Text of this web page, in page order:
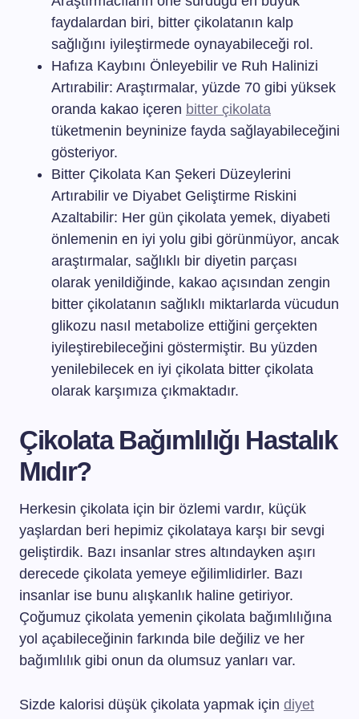
faydalardan biri, bitter çikolatanın kalp
sağlığını iyileştirmede oynayabileceği rol.
Hafıza Kaybını Önleyebilir ve Ruh Halinizi
Artırabilir: Araştırmalar, yüzde 70 gibi yüksek
oranda kakao içeren bitter çikolata
tüketmenin beyninize fayda sağlayabileceğini
gösteriyor.
Bitter Çikolata Kan Şekeri Düzeylerini
Artırabilir ve Diyabet Geliştirme Riskini
Azaltabilir: Her gün çikolata yemek, diyabeti
önlemenin en iyi yolu gibi görünmüyor, ancak
araştırmalar, sağlıklı bir diyetin parçası
olarak yenildiğinde, kakao açısından zengin
bitter çikolatanın sağlıklı miktarlarda vücudun
glikozu nasıl metabolize ettiğini gerçekten
iyileştirebileceğini göstermiştir. Bu yüzden
yenilebilecek en iyi çikolata bitter çikolata
olarak karşımıza çıkmaktadır.
Çikolata Bağımlılığı Hastalık
Mıdır?
Herkesin çikolata için bir özlemi vardır, küçük
yaşlardan beri hepimiz çikolataya karşı bir sevgi
geliştirdik. Bazı insanlar stres altındayken aşırı
derecede çikolata yemeye eğilimlidirler. Bazı
insanlar ise bunu alışkanlık haline getiriyor.
Çoğumuz çikolata yemenin çikolata bağımlılığına
yol açabileceğinin farkında bile değiliz ve her
bağımlılık gibi onun da olumsuz yanları var.
Sizde kalorisi düşük çikolata yapmak için diyet